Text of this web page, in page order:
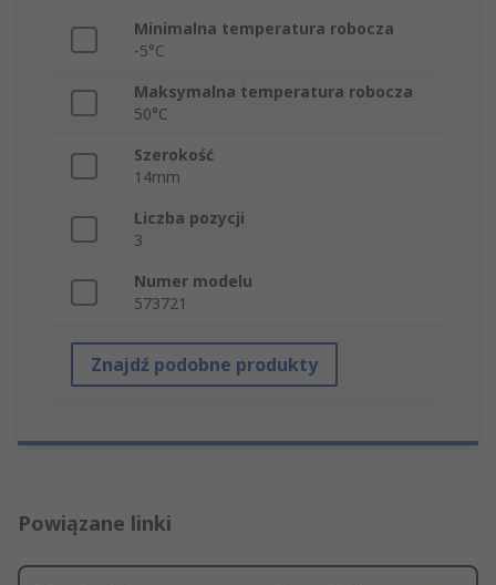
Minimalna temperatura robocza
-5°C
Maksymalna temperatura robocza
50°C
Szerokość
14mm
Liczba pozycji
3
Numer modelu
573721
Znajdź podobne produkty
Powiązane linki